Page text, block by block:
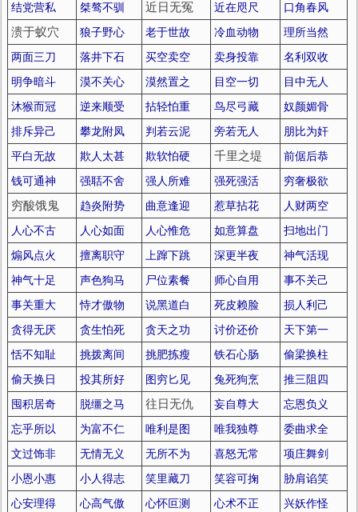
结党营私
桀骜不驯 近日无冤 近在咫尺
口角春风
溃于蚁穴
狼子野心 老于世故 冷血动物
理所当然
两面三刀
落井下石 买空卖空 卖身投靠
名利双收
明争暗斗
漠不关心 漠然置之 目空一切
目中无人
沐猴而冠
逆来顺受 拈轻怕重 鸟尽弓藏
奴颜媚骨
排斥异己
攀龙附凤 判若云泥 旁若无人
朋比为奸
平白无故
欺人太甚 欺软怕硬 千里之堤
前倨后恭
钱可通神
强聒不舍 强人所难 强死强活
穷奢极欲
穷酸饿鬼
趋炎附势 曲意逢迎 惹草拈花
人财两空
人心不古
人心如面 人心惟危 如意算盘
扫地出门
煽风点火
擅离职守 上蹿下跳 深更半夜
神气活现
神气十足
声色狗马 尸位素餐 师心自用
事不关己
事关重大
恃才傲物 说黑道白 死皮赖脸
损人利己
贪得无厌
贪生怕死 贪天之功 讨价还价
天下第一
恬不知耻
挑拨离间 挑肥拣瘦 铁石心肠
偷梁换柱
偷天换日
投其所好 图穷匕见 兔死狗烹
推三阻四
囤积居奇
脱缰之马 往日无仇 妄自尊大
忘恩负义
忘乎所以
为富不仁 唯利是图 唯我独尊
委曲求全
文过饰非
无情无义 无所不为 喜怒无常
项庄舞剑
小恩小惠
小人得志 笑里藏刀 笑容可掬
胁肩谄笑
心安理得
心高气傲 心怀叵测 心术不正
兴妖作怪